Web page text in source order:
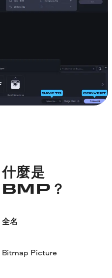
什麼是
BMP？
全名
Bitmap Picture